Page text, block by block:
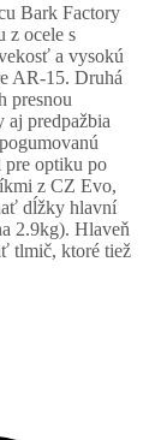
Bark Factory
z ocele s
a vysokú
AR-15. Druhá
presnou
aj predpažbia
pre optiku po
z CZ Evo,
dĺžky hlavní
2.9kg). Hlaveň
tlmič, ktoré tiež